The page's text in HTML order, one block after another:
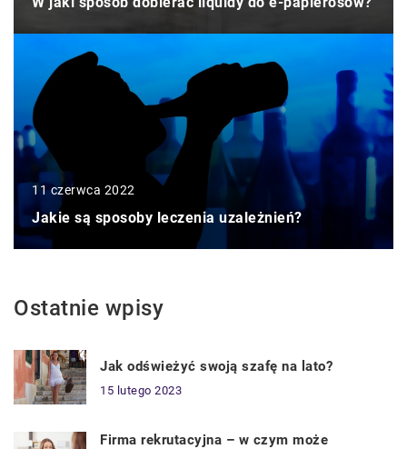
11 czerwca 2022
Jakie są sposoby leczenia uzależnień?
Ostatnie wpisy
Jak odświeżyć swoją szafę na lato?
15 lutego 2023
Firma rekrutacyjna – w czym może